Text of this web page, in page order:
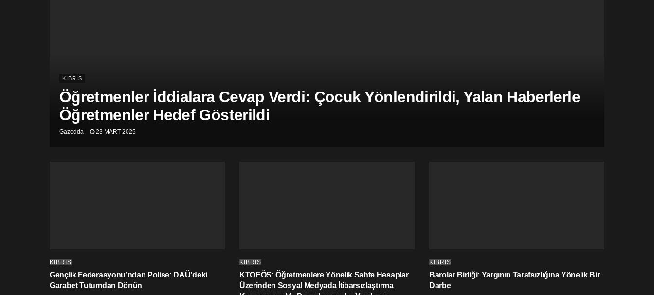
KIBRIS
Öğretmenler İddialara Cevap Verdi: Çocuk Yönlendirildi, Yalan Haberlerle
Öğretmenler Hedef Gösterildi
Gazedda 23 MART 2025
KIBRIS
Gençlik Federasyonu’ndan Polise: DAÜ’deki
Garabet Tutumdan Dönün
KIBRIS
KTOEÖS: Öğretmenlere Yönelik Sahte Hesaplar
Üzerinden Sosyal Medyada İtibarsızlaştırma
KIBRIS
Barolar Birliği: Yargının Tarafsızlığına Yönelik Bir
Darbe